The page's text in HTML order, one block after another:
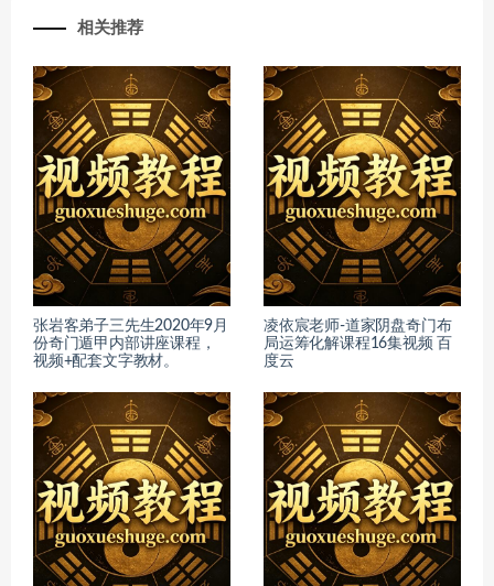
相关推荐
张岩客弟子三先生2020年9月
份奇门遁甲内部讲座课程，
视频+配套文字教材。
凌依宸老师-道家阴盘奇门布
局运筹化解课程16集视频 百
度云